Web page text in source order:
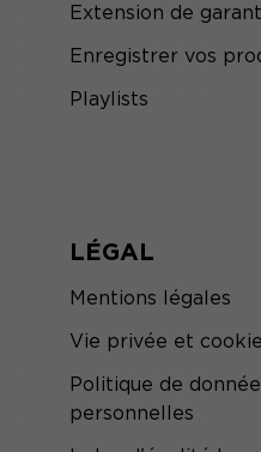
Extension de
Enregistrer vos
Playlists
LÉGAL
Mentions légales
Vie privée et
Politique de
personnelles